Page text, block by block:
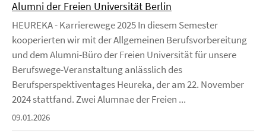
Alumni der Freien Universität Berlin
HEUREKA - Karrierewege 2025 In diesem Semester
kooperierten wir mit der Allgemeinen Berufsvorbereitung
und dem Alumni-Büro der Freien Universität für unsere
Berufswege-Veranstaltung anlässlich des
Berufsperspektiventages Heureka, der am 22. November
2024 stattfand. Zwei Alumnae der Freien ...
09.01.2026